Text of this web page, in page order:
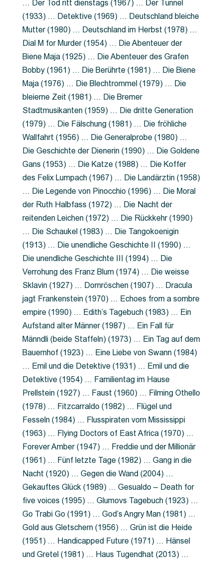
… Der Tod ritt dienstags (1967) … Der Tunnel
(1933) … Detektive (1969) … Deutschland bleiche
Mutter (1980) … Deutschland im Herbst (1978) …
Dial M for Murder (1954) … Die Abenteuer der
Biene Maja (1925) … Die Abenteuer des Grafen
Bobby (1961) … Die Berührte (1981) … Die Biene
Maja (1976) … Die Blechtrommel (1979) … Die
bleierne Zeit (1981) … Die Bremer
Stadtmusikanten (1959) … Die dritte Generation
(1979) … Die Fälschung (1981) … Die fröhliche
Wallfahrt (1956) … Die Generalprobe (1980) …
Die Geschichte der Dienerin (1990) … Die Goldene
Gans (1953) … Die Katze (1988) … Die Koffer
des Felix Lumpach (1967) … Die Landärztin (1958)
… Die Legende von Pinocchio (1996) … Die Moral
der Ruth Halbfass (1972) … Die Nacht der
reitenden Leichen (1972) … Die Rückkehr (1990)
… Die Schaukel (1983) … Die Tangokoenigin
(1913) … Die unendliche Geschichte II (1990) …
Die unendliche Geschichte III (1994) … Die
Verrohung des Franz Blum (1974) … Die weisse
Sklavin (1927) … Dornröschen (1907) … Dracula
jagt Frankenstein (1970) … Echoes from a sombre
empire (1990) … Edith’s Tagebuch (1983) … Ein
Aufstand alter Männer (1987) … Ein Fall für
Männdli (beide Staffeln) (1973) … Ein Tag auf dem
Bauernhof (1923) … Eine Liebe von Swann (1984)
… Emil und die Detektive (1931) … Emil und die
Detektive (1954) … Familientag im Hause
Prellstein (1927) … Faust (1960) … Filming Othello
(1978) … Fitzcarraldo (1982) … Flügel und
Fesseln (1984) … Flusspiraten vom Mississippi
(1963) … Flying Doctors of East Africa (1970) …
Forever Amber (1947) … Freddie und der Millionär
(1961) … Fünf letzte Tage (1982) … Gang in die
Nacht (1920) … Gegen die Wand (2004) …
Gekauftes Glück (1989) … Gesualdo – Death for
five voices (1995) … Glumovs Tagebuch (1923) …
Go Trabi Go (1991) … God’s Angry Man (1981) …
Gold aus Gletschern (1956) … Grün ist die Heide
(1951) … Handicapped Future (1971) … Hänsel
und Gretel (1981) … Haus Tugendhat (2013) …